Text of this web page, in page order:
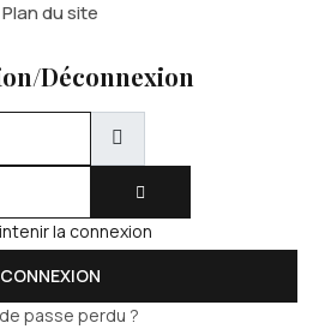
Plan du site
Déconnexion
AFFICHER LE MOT DE
la connexion
CONNEXION
passe perdu ?